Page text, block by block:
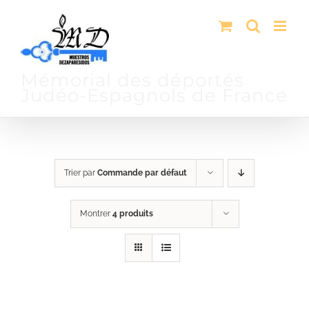
contenu
Trier par Commande par défaut
Montrer 4 produits